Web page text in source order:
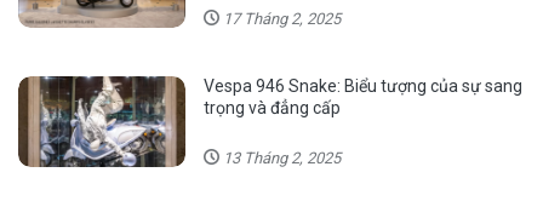
17 Tháng 2, 2025
Vespa 946 Snake: Biểu tượng của sự sang
trọng và đẳng cấp
13 Tháng 2, 2025